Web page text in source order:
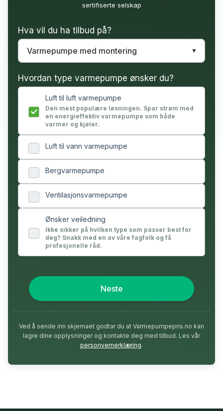
sertifiserte selskap
Hva vil du ha tilbud på?
Hvordan type varmepumpe ønsker du?
Luft til luft varmepumpe
Den mest populære løsningen. Spar strøm med
en energieffektiv varmepumpe som både
varmer og kjøler.
Luft til vann varmepumpe
Bergvarmepumpe
Ventilasjonsvarmepumpe
Ønsker veiledning
Ikke sikker på hvilken type som passer best for
deg? Snakk med en av våre fagfolk og få
profesjonelle råd.
Neste
Ved å sende inn skjemaet godtar du at Varmepumpepris.no kan
lagre dine opplysninger og kontakte deg med tilbud. Les vår
personvernerklæring.